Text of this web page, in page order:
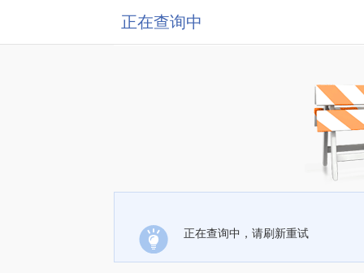
正在查询中
正在查询中，请刷新重试